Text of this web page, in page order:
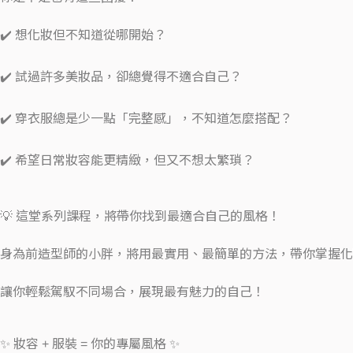
✔️ 想化妝但不知道從哪開始？
✔️ 試過許多美妝品，卻總覺得不適合自己？
✔️ 穿衣服總是少一點「完整感」，不知道怎麼搭配？
✔️ 希望日常妝容能更精緻，但又不想太繁瑣？
💡 這堂系列課程，將帶你找到最適合自己的風格！
身為前造型師的小胖，將用最實用、最簡單的方法，帶你掌握
讓你輕鬆駕馭不同場合，展現最有魅力的自己！
✨ 妝容 + 服裝 = 你的專屬風格 ✨